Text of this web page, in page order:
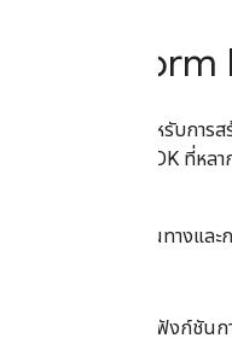
องมือการพัฒนาสำหรับการส
สนอนี้มี API และ SDK ที่หล
ช่น บริการร่วมเดินทางและก
ว็บและชุด API ที่รวมฟังก์ชัน